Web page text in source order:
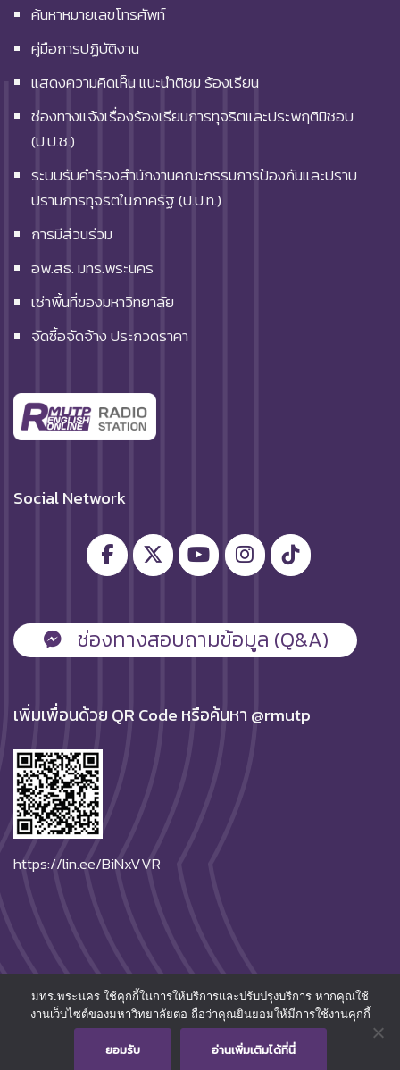
ค้นหาหมายเลขโทรศัพท์
คู่มือการปฏิบัติงาน
แสดงความคิดเห็น แนะนำติชม ร้องเรียน
ช่องทางแจ้งเรื่องร้องเรียนการทุจริตและประพฤติมิชอบ
(ป.ป.ช.)
ระบบรับคำร้องสำนักงานคณะกรรมการป้องกันและปราบ
ปรามการทุจริตในภาครัฐ (ป.ป.ท.)
การมีส่วนร่วม
อพ.สธ. มทร.พระนคร
เช่าพื้นที่ของมหาวิทยาลัย
จัดซื้อจัดจ้าง ประกวดราคา
Social Network
ช่องทางสอบถามข้อมูล (Q&A)
เพิ่มเพื่อนด้วย QR Code หรือค้นหา @rmutp
https://lin.ee/BiNxVVR
© 2026Rajamangala University of Technology Phra
All Rights Reserved.
มทร.พระนคร ใช้คุกกี้ในการให้บริการและปรับปรุงบริการ หากคุณใช้
งานเว็บไซต์ของมหาวิทยาลัยต่อ ถือว่าคุณยินยอมให้มีการใช้งานคุกกี้
ยอมรับ อ่านเพิ่มเติมได้ที่นี่